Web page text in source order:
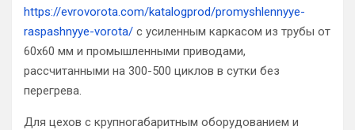
https://evrovorota.com/katalogprod/promyshlennyye-
raspashnyye-vorota/ с усиленным каркасом из трубы от
60х60 мм и промышленными приводами,
рассчитанными на 300-500 циклов в сутки без
перегрева.
Для цехов с крупногабаритным оборудованием и